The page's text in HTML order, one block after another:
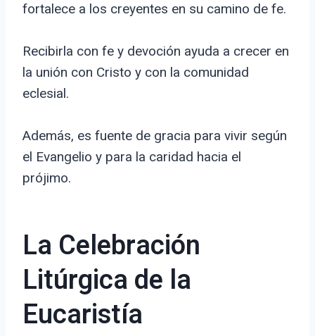
fortalece a los creyentes en su camino de fe.
Recibirla con fe y devoción ayuda a crecer en
la unión con Cristo y con la comunidad
eclesial.
Además, es fuente de gracia para vivir según
el Evangelio y para la caridad hacia el
prójimo.
La Celebración
Litúrgica de la
Eucaristía